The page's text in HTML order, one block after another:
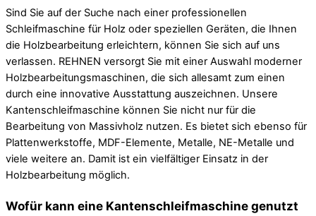
Sind Sie auf der Suche nach einer professionellen
Schleifmaschine für Holz oder speziellen Geräten, die Ihnen
die Holzbearbeitung erleichtern, können Sie sich auf uns
verlassen. REHNEN versorgt Sie mit einer Auswahl moderner
Holzbearbeitungsmaschinen, die sich allesamt zum einen
durch eine innovative Ausstattung auszeichnen. Unsere
Kantenschleifmaschine können Sie nicht nur für die
Bearbeitung von Massivholz nutzen. Es bietet sich ebenso für
Plattenwerkstoffe, MDF-Elemente, Metalle, NE-Metalle und
viele weitere an. Damit ist ein vielfältiger Einsatz in der
Holzbearbeitung möglich.
Wofür kann eine Kantenschleifmaschine genutzt